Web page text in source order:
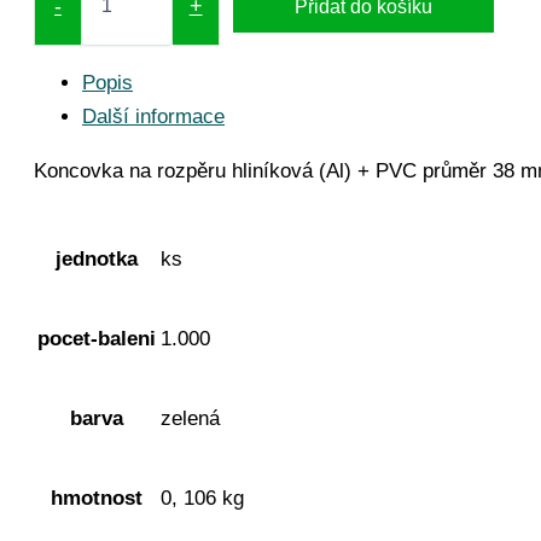
- + Přidat do košíku
Popis
Další informace
Koncovka na rozpěru hliníková (Al) + PVC průměr 38
jednotka ks
pocet-baleni 1.000
barva zelená
hmotnost 0, 106 kg